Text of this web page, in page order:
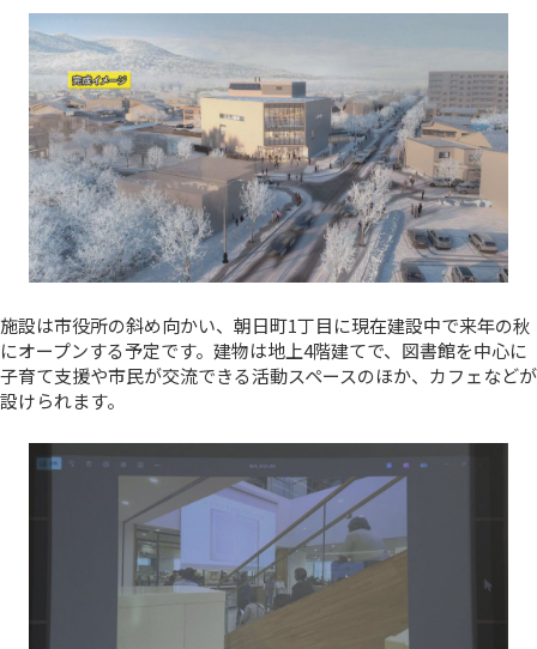
施設は市役所の斜め向かい、朝日町1丁目に現在建設中で来年の秋
にオープンする予定です。建物は地上4階建てで、図書館を中心に
子育て支援や市民が交流できる活動スペースのほか、カフェなどが
設けられます。